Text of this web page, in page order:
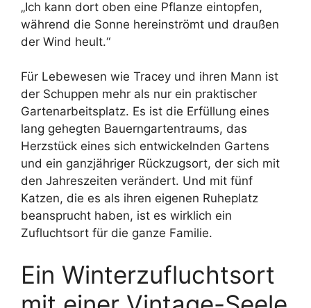
„Ich kann dort oben eine Pflanze eintopfen,
während die Sonne hereinströmt und draußen
der Wind heult.“
Für Lebewesen wie Tracey und ihren Mann ist
der Schuppen mehr als nur ein praktischer
Gartenarbeitsplatz. Es ist die Erfüllung eines
lang gehegten Bauerngartentraums, das
Herzstück eines sich entwickelnden Gartens
und ein ganzjähriger Rückzugsort, der sich mit
den Jahreszeiten verändert. Und mit fünf
Katzen, die es als ihren eigenen Ruheplatz
beansprucht haben, ist es wirklich ein
Zufluchtsort für die ganze Familie.
Ein Winterzufluchtsort